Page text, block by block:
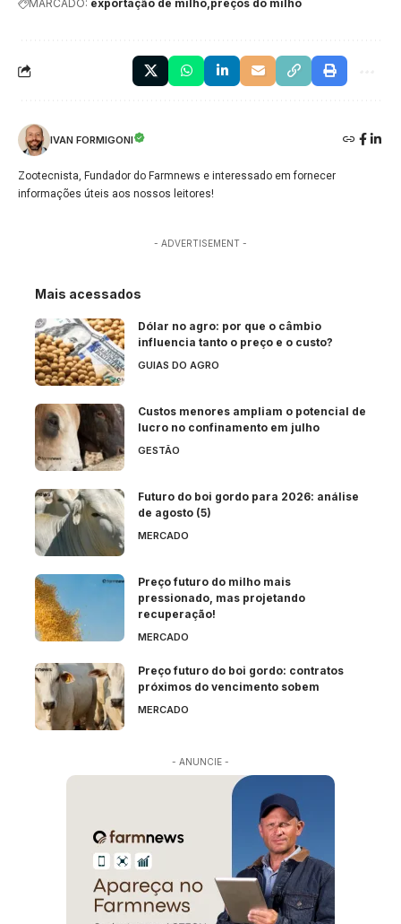
MARCADO: exportação de milho preços do milho
IVAN FORMIGONI
Zootecnista, Fundador do Farmnews e interessado em fornecer
informações úteis aos nossos leitores!
- ADVERTISEMENT -
Mais acessados
Dólar no agro: por que o câmbio
influencia tanto o preço e o custo?
GUIAS DO AGRO
Custos menores ampliam o potencial de
lucro no confinamento em julho
GESTÃO
Futuro do boi gordo para 2026: análise
de agosto (5)
MERCADO
Preço futuro do milho mais
pressionado, mas projetando
recuperação!
MERCADO
Preço futuro do boi gordo: contratos
próximos do vencimento sobem
MERCADO
- ANUNCIE -